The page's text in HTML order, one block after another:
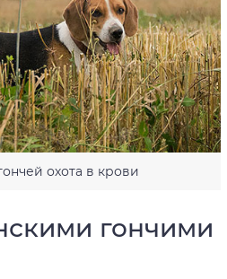
охота в крови
гончими